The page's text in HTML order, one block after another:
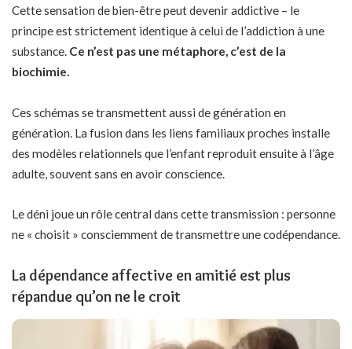
Cette sensation de bien-être peut devenir addictive – le
principe est strictement identique à celui de l’addiction à une
substance. Ce n’est pas une métaphore, c’est de la
biochimie.
Ces schémas se transmettent aussi de génération en
génération. La fusion dans les liens familiaux proches installe
des modèles relationnels que l’enfant reproduit ensuite à l’âge
adulte, souvent sans en avoir conscience.
Le déni joue un rôle central dans cette transmission : personne
ne « choisit » consciemment de transmettre une codépendance.
La dépendance affective en amitié est plus
répandue qu’on ne le croit